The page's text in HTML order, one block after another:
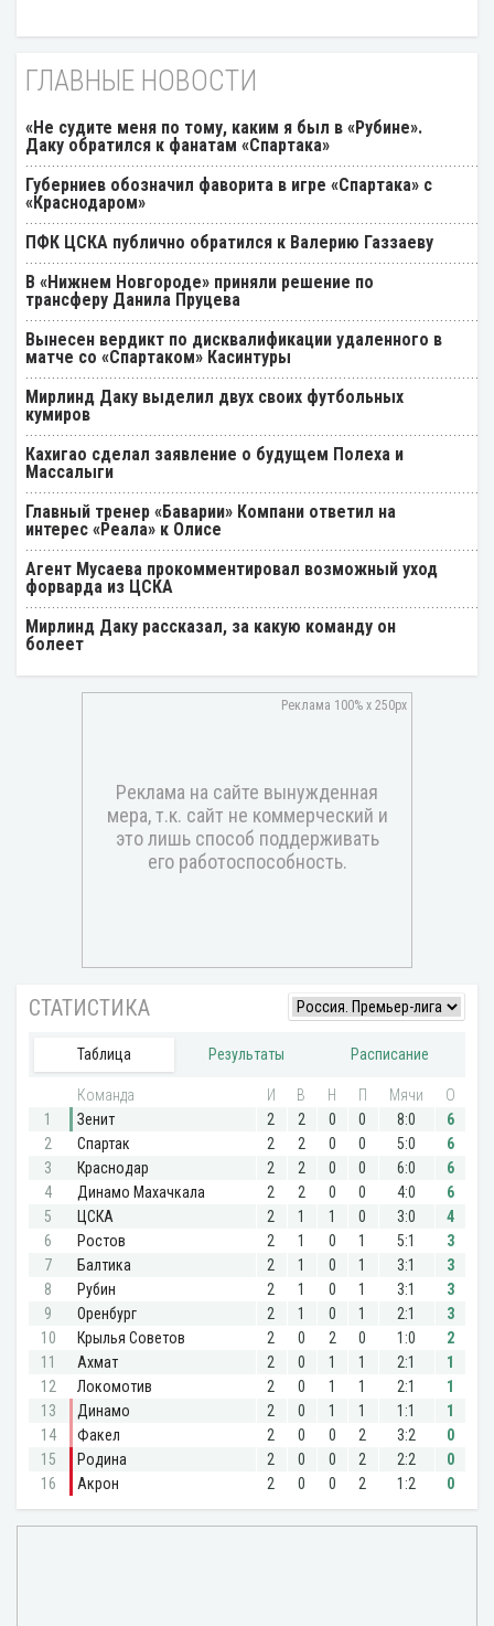
ГЛАВНЫЕ НОВОСТИ
«Не судите меня по тому, каким я был в «Рубине».
Даку обратился к фанатам «Спартака»
Губерниев обозначил фаворита в игре «Спартака» с
«Краснодаром»
ПФК ЦСКА публично обратился к Валерию Газзаеву
В «Нижнем Новгороде» приняли решение по
трансферу Данила Пруцева
Вынесен вердикт по дисквалификации удаленного в
матче со «Спартаком» Касинтуры
Мирлинд Даку выделил двух своих футбольных
кумиров
Кахигао сделал заявление о будущем Полеха и
Массалыги
Главный тренер «Баварии» Компани ответил на
интерес «Реала» к Олисе
Агент Мусаева прокомментировал возможный уход
форварда из ЦСКА
Мирлинд Даку рассказал, за какую команду он
болеет